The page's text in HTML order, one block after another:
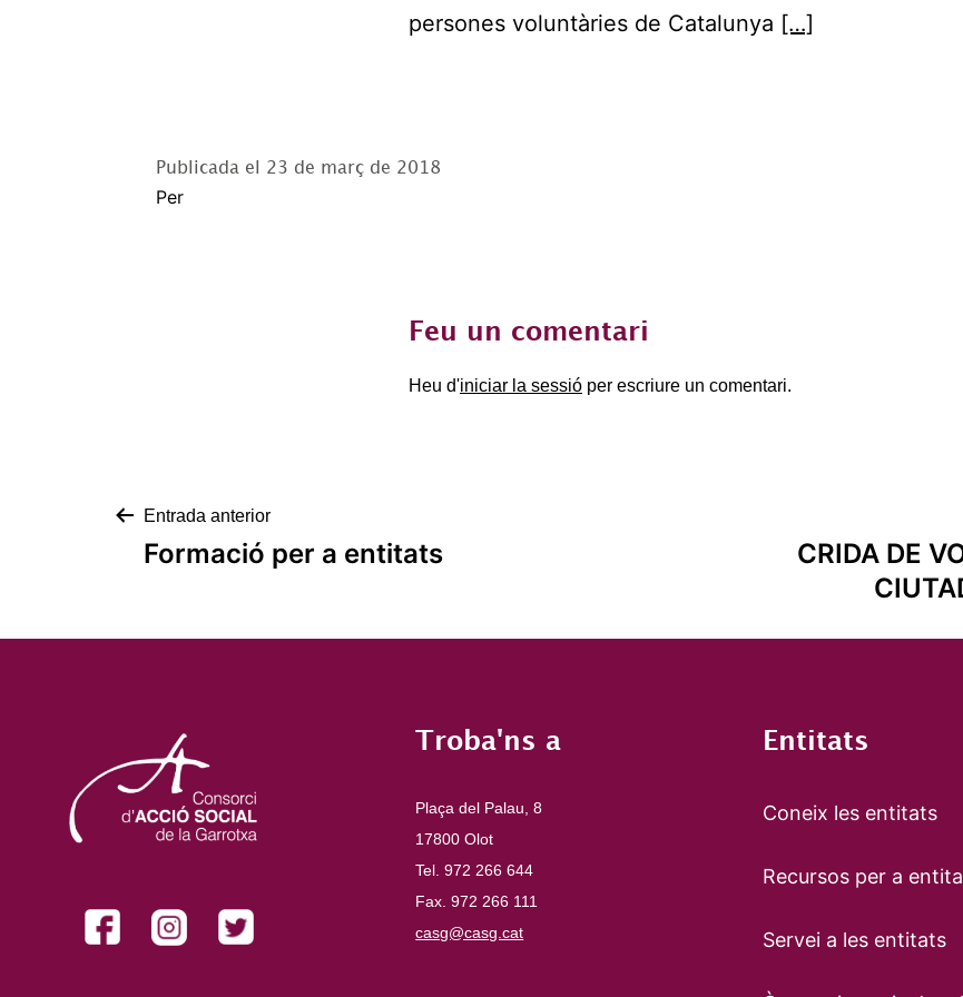
persones voluntàries de Catalunya […]
Publicada el 23 de març de 2018
Per
Feu un comentari
Heu d'iniciar la sessió per escriure un comentari.
Navegació
Entrada anterior
Formació per a entitats
CRIDA DE
Troba'ns a
Plaça del Palau, 8
17800 Olot
Tel. 972 266 644
Fax. 972 266 111
casg@casg.cat
Entitats
Coneix les entitats
Recursos per a
Servei a les entitats